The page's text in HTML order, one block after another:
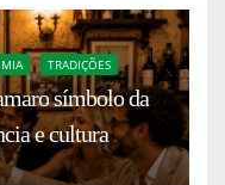
TRADIÇÕES
símbolo da
e cultura